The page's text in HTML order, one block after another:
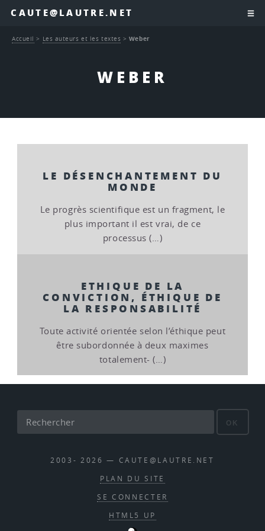
CAUTE@LAUTRE.NET
WEBER
Accueil > Les auteurs et les textes > Weber
LE DÉSENCHANTEMENT DU
MONDE
Le progrès scientifique est un fragment, le
plus important il est vrai, de ce
processus (…)
ETHIQUE DE LA
CONVICTION, ÉTHIQUE DE
LA RESPONSABILITÉ
Toute activité orientée selon l’éthique peut
être subordonnée à deux maximes
totalement- (…)
OK
2003- 2026 — CAUTE@LAUTRE.NET
PLAN DU SITE
SE CONNECTER
HTML5 UP